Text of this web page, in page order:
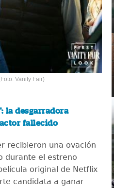
Vanity Fair)
la desgarradora
fallecido
recibieron una ovación
durante el estreno
original de Netflix
candidata a ganar